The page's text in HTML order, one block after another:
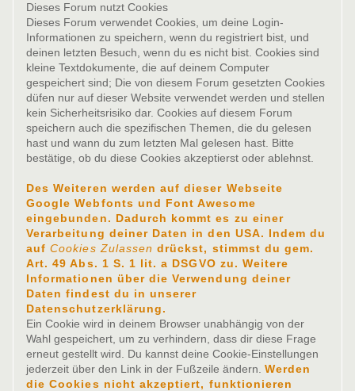
Dieses Forum nutzt Cookies
Dieses Forum verwendet Cookies, um deine Login-
Informationen zu speichern, wenn du registriert bist, und
deinen letzten Besuch, wenn du es nicht bist. Cookies sind
kleine Textdokumente, die auf deinem Computer
gespeichert sind; Die von diesem Forum gesetzten Cookies
düfen nur auf dieser Website verwendet werden und stellen
kein Sicherheitsrisiko dar. Cookies auf diesem Forum
speichern auch die spezifischen Themen, die du gelesen
hast und wann du zum letzten Mal gelesen hast. Bitte
bestätige, ob du diese Cookies akzeptierst oder ablehnst.
Des Weiteren werden auf dieser Webseite
Google Webfonts und Font Awesome
eingebunden. Dadurch kommt es zu einer
Verarbeitung deiner Daten in den USA. Indem du
aufCookies Zulassen drückst, stimmst du gem.
Art. 49 Abs. 1 S. 1 lit. a DSGVO zu. Weitere
Informationen über die Verwendung deiner
Daten findest du in unserer
Datenschutzerklärung.
Ein Cookie wird in deinem Browser unabhängig von der
Wahl gespeichert, um zu verhindern, dass dir diese Frage
erneut gestellt wird. Du kannst deine Cookie-Einstellungen
jederzeit über den Link in der Fußzeile ändern. Werden
die Cookies nicht akzeptiert, funktionieren